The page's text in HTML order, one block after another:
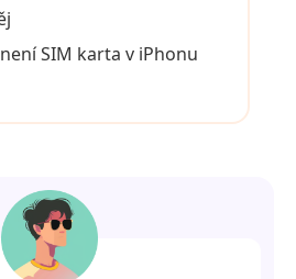
SIM karta v iPhonu